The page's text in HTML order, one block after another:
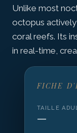
Unlike most
octopus
coral reefs. Its
in real-time,
FICHE
TAILLE
—